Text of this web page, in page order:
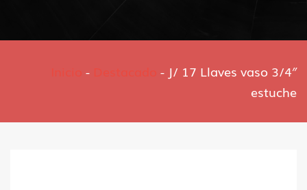
- - J/ 17 Llaves vaso 3/4″
estuche